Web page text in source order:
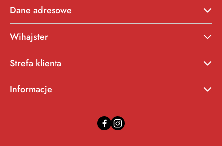
Dane adresowe
Wihajster
Strefa klienta
Informacje